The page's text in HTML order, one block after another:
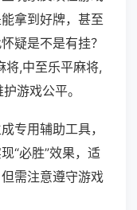
拿到好牌，甚至
疑是不是有挂？
将,中至乐平麻将,
游戏公平。
专用辅助工具，
“必胜”效果，适
需注意遵守游戏